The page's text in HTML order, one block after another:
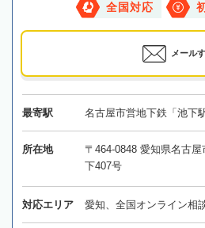
全国対応
メール
最寄駅 名古屋市営地下鉄「池下
所在地
〒464-0848 愛知県名古
下407号
対応エリア 愛知、全国オンライン相